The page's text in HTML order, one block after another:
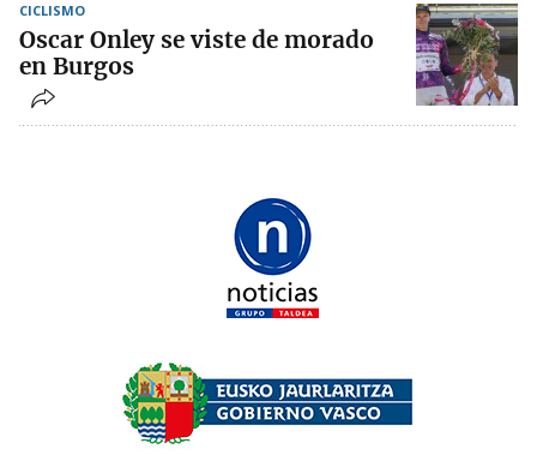
CICLISMO
Oscar Onley se viste de morado
en Burgos